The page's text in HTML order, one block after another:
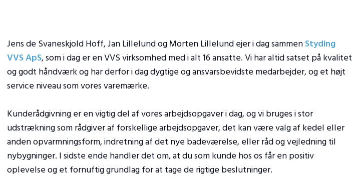
​Jens de Svaneskjold Hoff, Jan Lillelund og Morten Lillelund ejer i dag sammenStyding
VVS ApS, som i dag er en VVS virksomhed med i alt 16 ansatte. Vi har altid satset på kvalitet
og godt håndværk og har derfor i dag dygtige og ansvarsbevidste medarbejder, og et højt
service niveau som vores varemærke.
Kunderådgivning er en vigtig del af vores arbejdsopgaver i dag, og vi bruges i stor
udstrækning som rådgiver af forskellige arbejdsopgaver, det kan være valg af kedel eller
anden opvarmningsform, indretning af det nye badeværelse, eller råd og vejledning til
nybygninger. I sidste ende handler det om, at du som kunde hos os får en positiv
oplevelse og et fornuftig grundlag for at tage de rigtige beslutninger.